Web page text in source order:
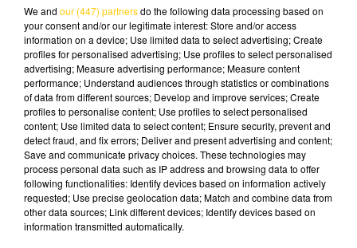
6 mai 2025 - 4 min 6 sec
L'INFO DE LA HAUTE-LOIRE DU
06/05/25 À 08H29
Ecoutez sur Totem l'information dans le Cantal,
le pays de Brioude et Issoire avec les reportages
de nos journalistes sur le terrain.
We and our (447) partnersdo the following data processing based on
your consent and/or our legitimate interest: Store and/or access
information on a device; Use limited data to select advertising; Create
profiles for personalised advertising; Use profiles to select personalised
advertising; Measure advertising performance; Measure content
performance; Understand audiences through statistics or combinations
of data from different sources; Develop and improve services; Create
profiles to personalise content; Use profiles to select personalised
content; Use limited data to select content; Ensure security, prevent and
detect fraud, and fix errors; Deliver and present advertising and content;
Save and communicate privacy choices. These technologies may
process personal data such as IP address and browsing data to offer
following functionalities: Identify devices based on information actively
requested; Use precise geolocation data; Match and combine data from
other data sources; Link different devices; Identify devices based on
information transmitted automatically.